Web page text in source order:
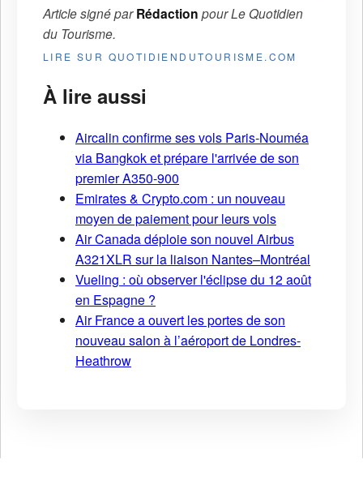
Article signé parRédaction pourLe Quotidien
du Tourisme.
LIRE SUR QUOTIDIENDUTOURISME.COM
À lire aussi
Aircalin confirme ses vols Paris-Nouméa
via Bangkok et prépare l'arrivée de son
premier A350-900
Emirates & Crypto.com : un nouveau
moyen de paiement pour leurs vols
Air Canada déploie son nouvel Airbus
A321XLR sur la liaison Nantes–Montréal
Vueling : où observer l'éclipse du 12 août
en Espagne ?
Air France a ouvert les portes de son
nouveau salon à l’aéroport de Londres-
Heathrow